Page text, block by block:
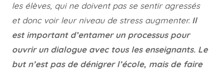
les élèves, qui ne doivent pas se sentir agressés
et donc voir leur niveau de stress augmenter. Il
est important d’entamer un processus pour
ouvrir un dialogue avec tous les enseignants. Le
but n’est pas de dénigrer l’école, mais de faire